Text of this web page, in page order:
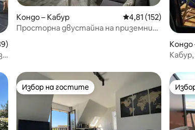
4,92 от 5, 189 отзива
Кондо – Кабур Средна оценка:
4,81 (152)
Просторна двустайна на приземния
Кондо
Избор на гостите
Избор на гостите